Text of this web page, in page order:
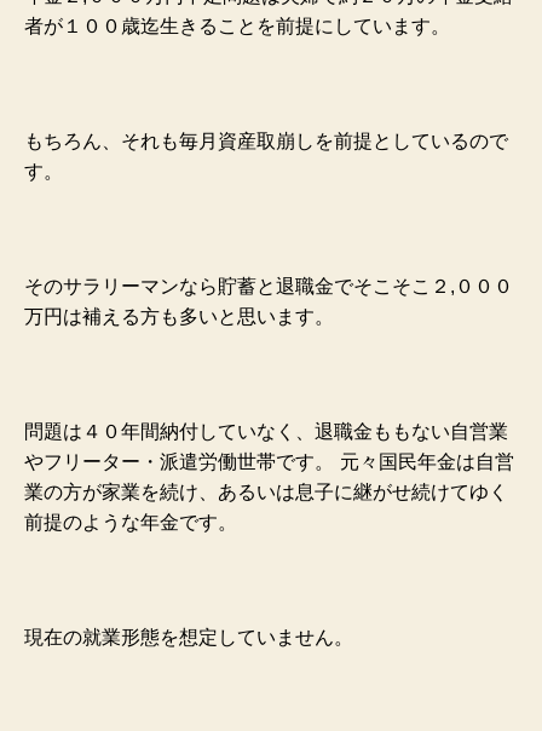
者が１００歳迄生きることを前提にしています。
もちろん、それも毎月資産取崩しを前提としているので
す。
そのサラリーマンなら貯蓄と退職金でそこそこ２,０００
万円は補える方も多いと思います。
問題は４０年間納付していなく、退職金ももない自営業
やフリーター・派遣労働世帯です。
元々国民年金は自営
業の方が家業を続け、あるいは息子に継がせ続けてゆく
前提のような年金です。
現在の就業形態を想定していません。